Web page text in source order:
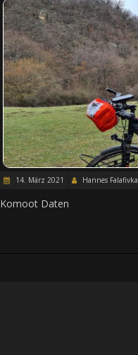
14. März 2021 Hannes Falafivka
Komoot Daten